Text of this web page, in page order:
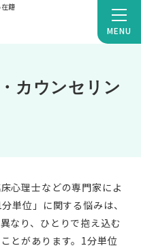
MENU
籍
カウンセリン
心理士などの専門家によ
単位」に関する悩みは、
なり、ひとりで抱え込む
とがあります。1分単位